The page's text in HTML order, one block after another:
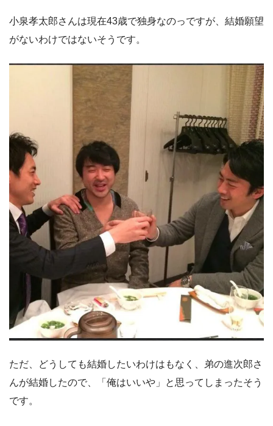
小泉孝太郎さんは現在43歳で独身なのっですが、結婚願望
がないわけではないそうです。
ただ、どうしても結婚したいわけはもなく、弟の進次郎さ
んが結婚したので、「俺はいいや」と思ってしまったそう
です。